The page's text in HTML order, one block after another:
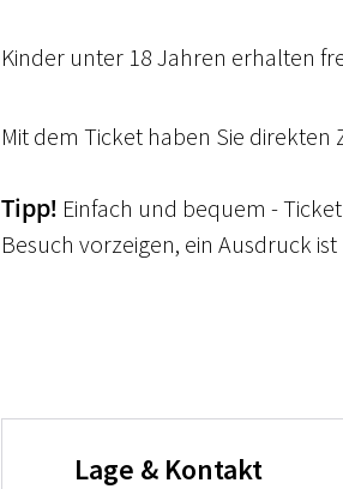
Kinder unter 18 Jahren erhalten
Mit dem Ticket haben Sie
Tipp! Einfach und bequem -
Besuch vorzeigen, ein Ausdruck
Lage & Kontakt